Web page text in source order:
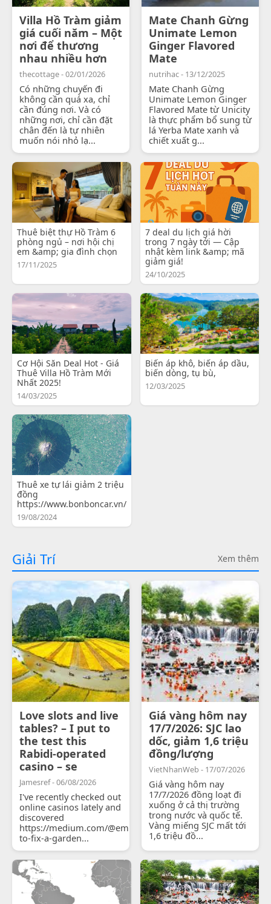
Villa Hồ Tràm giảm
giá cuối năm – Một
nơi để thương
nhau nhiều hơn
thecottage - 02/01/2026
Có những chuyến đi
không cần quá xa, chỉ
cần đúng nơi. Và có
những nơi, chỉ cần đặt
chân đến là tự nhiên
muốn nói nhỏ lạ...
Mate Chanh Gừng
Unimate Lemon
Ginger Flavored
Mate
nutrihac - 13/12/2025
Mate Chanh Gừng
Unimate Lemon Ginger
Flavored Mate từ Unicity
là thực phẩm bổ sung từ
lá Yerba Mate xanh và
chiết xuất g...
Thuê biệt thự Hồ Tràm 6
phòng ngủ – nơi hội chị
em &amp; gia đình chọn
17/11/2025
7 deal du lịch giá hời
trong 7 ngày tới — Cập
nhật kèm link &amp; mã
giảm giá!
24/10/2025
Cơ Hội Săn Deal Hot - Giá
Thuê Villa Hồ Tràm Mới
Nhất 2025!
14/03/2025
Biến áp khô, biến áp dầu,
biến dòng, tụ bù,
12/03/2025
Thuê xe tự lái giảm 2 triệu
đồng
https://www.bonboncar.vn/
19/08/2024
Giải Trí Xem thêm
Love slots and live
tables? – I put to
the test this
Rabidi-operated
casino – se
Jamesref - 06/08/2026
I've recently checked out
online casinos lately and
discovered
https://medium.com/@emilyjohnsonready/how-
to-fix-a-garden...
Giá vàng hôm nay
17/7/2026: SJC lao
dốc, giảm 1,6 triệu
đồng/lượng
VietNhanWeb - 17/07/2026
Giá vàng hôm nay
17/7/2026 đồng loạt đi
xuống ở cả thị trường
trong nước và quốc tế.
Vàng miếng SJC mất tới
1,6 triệu đồ...